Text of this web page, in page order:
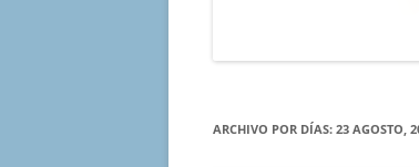
ARCHIVO POR DÍAS: 23 AGOSTO,